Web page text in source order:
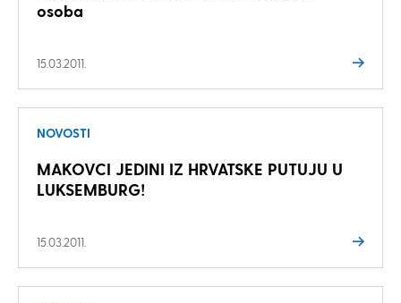
osoba
15.03.2011.
NOVOSTI
MAKOVCI JEDINI IZ HRVATSKE PUTUJU U
LUKSEMBURG!
15.03.2011.